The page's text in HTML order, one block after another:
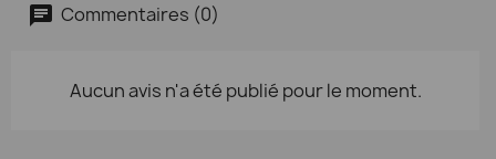
Commentaires (0)
Aucun avis n'a été publié pour le moment.